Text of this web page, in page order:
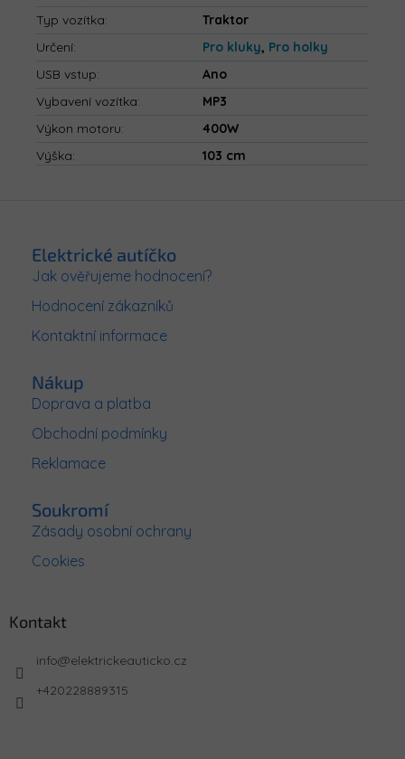
Typ vozítka:
Traktor
Určení: Pro kluky, Pro holky
USB vstup:
Ano
Vybavení vozítka:
MP3
Výkon motoru:
400W
Výška: 103 cm
Elektrické autíčko
Jak ověřujeme hodnocení?
Hodnocení zákazníků
Kontaktní informace
Nákup
Doprava a platba
Obchodní podmínky
Reklamace
Soukromí
Zásady osobní ochrany
Cookies
Kontakt
info@elektrickeauticko.cz
+420228889315